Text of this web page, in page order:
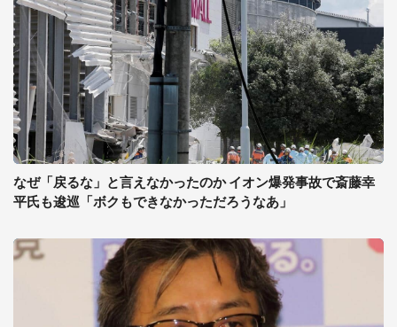
なぜ「戻るな」と言えなかったのか イオン爆発事故で斎藤幸
平氏も逡巡「ボクもできなかっただろうなあ」